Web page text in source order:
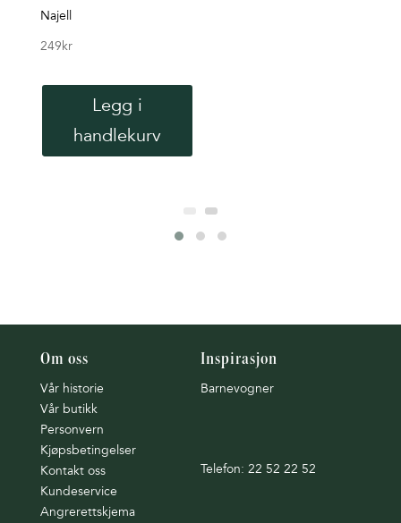
Najell
249kr
Legg i
handlekurv
Om oss
Vår historie
Vår butikk
Personvern
Kjøpsbetingelser
Kontakt oss
Kundeservice
Angrerettskjema
Inspirasjon
Barnevogner
Telefon: 22 52 22 52